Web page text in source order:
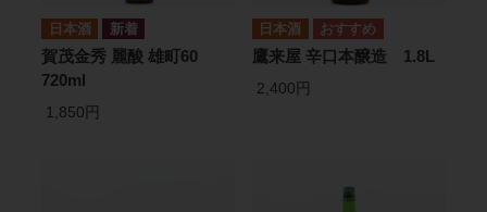
日本酒
賀茂金秀 麗酸 雄町60
720ml
1,850円
日本酒
鷹来屋 辛口本醸造 1.8L
2,400円